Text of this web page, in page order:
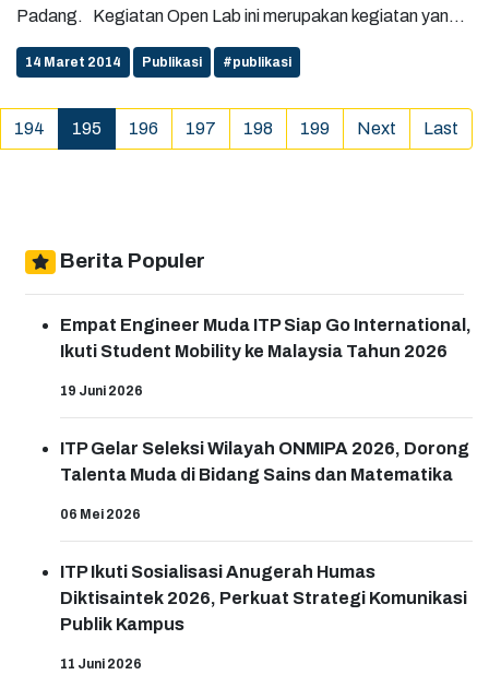
Padang. Kegiatan Open Lab ini merupakan kegiatan yang
memperkenalkan Kondisi Labor. Kegiatan Labor serta Alat-
Jurusan Teknik Sipil & Geodesi. Dalam Kesempatan ini,
juga disampaikan materi yang berkaitan dengan dunia
SMKN 5 terhadap alat-alat yang berkaitan dengan Teknik
Sipil, Serta memberikan arahan pada siswa untuk bersiap
perkuliahan. ...
14 Maret 2014 Publikasi #publikasi
194 195 (current)
196 197 198 199 Next Last
Berita Populer
Empat Engineer Muda ITP Siap Go International,
Ikuti Student Mobility ke Malaysia Tahun 2026
19 Juni 2026
ITP Gelar Seleksi Wilayah ONMIPA 2026, Dorong
Talenta Muda di Bidang Sains dan Matematika
06 Mei 2026
ITP Ikuti Sosialisasi Anugerah Humas
Diktisaintek 2026, Perkuat Strategi Komunikasi
Publik Kampus
11 Juni 2026